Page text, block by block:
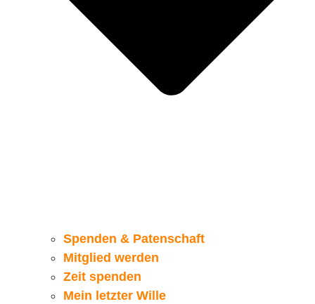
Spenden & Patenschaft
Mitglied werden
Zeit spenden
Mein letzter Wille